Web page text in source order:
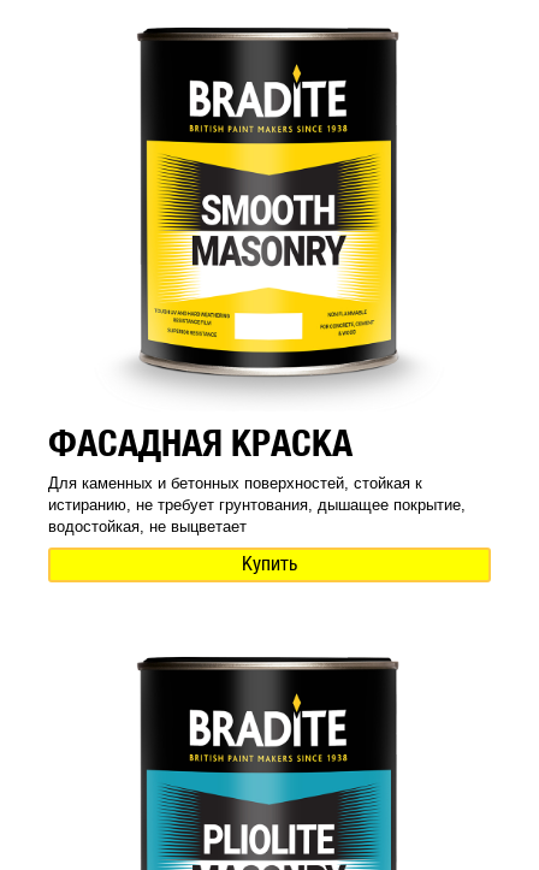
ФАСАДНАЯ КРАСКА
Для каменных и бетонных поверхностей, стойкая к
истиранию, не требует грунтования, дышащее покрытие,
водостойкая, не выцветает
Купить